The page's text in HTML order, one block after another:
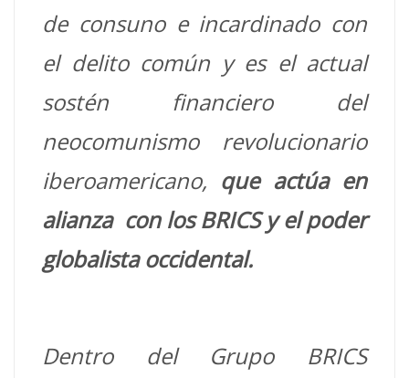
de consuno e incardinado con
el delito común y es el actual
sostén financiero del
neocomunismo revolucionario
iberoamericano, que actúa en
alianza con los BRICS y el poder
globalista occidental.
Dentro del Grupo BRICS